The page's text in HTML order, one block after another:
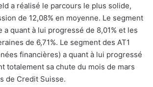
a réalisé le parcours le plus solide,
de 12,08% en moyenne. Le segment
a quant à lui progressé de 8,01% et les
de 6,71%. Le segment des AT1
financières) a quant à lui progressé
totalement sa chute du mois de mars
de Credit Suisse.